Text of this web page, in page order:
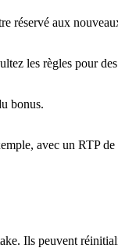
réservé aux
les règles pour
bonus.
avec un RTP
Ils peuvent